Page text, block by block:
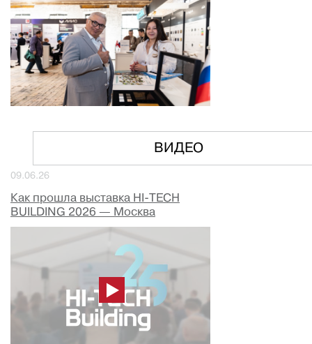
ВИДЕО
09.06.26
Как прошла выставка HI-TECH
BUILDING 2026 — Москва